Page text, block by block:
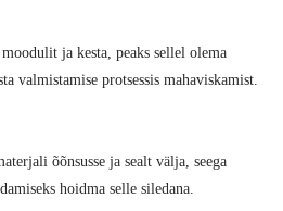
ja kesta, peaks sellel olema
valmistamise protsessis mahaviskamist.
õõnsusse ja sealt välja, seega
hoidma selle siledana.